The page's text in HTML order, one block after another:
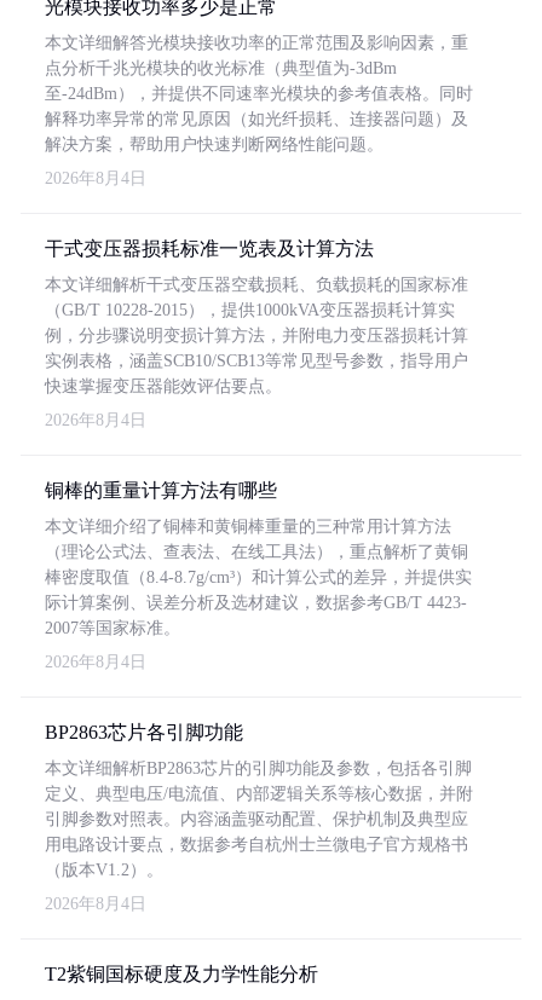
光模块接收功率多少是正常
本文详细解答光模块接收功率的正常范围及影响因素，重
点分析千兆光模块的收光标准（典型值为-3dBm
至-24dBm），并提供不同速率光模块的参考值表格。同时
解释功率异常的常见原因（如光纤损耗、连接器问题）及
解决方案，帮助用户快速判断网络性能问题。
2026年8月4日
干式变压器损耗标准一览表及计算方法
本文详细解析干式变压器空载损耗、负载损耗的国家标准
（GB/T 10228-2015），提供1000kVA变压器损耗计算实
例，分步骤说明变损计算方法，并附电力变压器损耗计算
实例表格，涵盖SCB10/SCB13等常见型号参数，指导用户
快速掌握变压器能效评估要点。
2026年8月4日
铜棒的重量计算方法有哪些
本文详细介绍了铜棒和黄铜棒重量的三种常用计算方法
（理论公式法、查表法、在线工具法），重点解析了黄铜
棒密度取值（8.4-8.7g/cm³）和计算公式的差异，并提供实
际计算案例、误差分析及选材建议，数据参考GB/T 4423-
2007等国家标准。
2026年8月4日
BP2863芯片各引脚功能
本文详细解析BP2863芯片的引脚功能及参数，包括各引脚
定义、典型电压/电流值、内部逻辑关系等核心数据，并附
引脚参数对照表。内容涵盖驱动配置、保护机制及典型应
用电路设计要点，数据参考自杭州士兰微电子官方规格书
（版本V1.2）。
2026年8月4日
T2紫铜国标硬度及力学性能分析